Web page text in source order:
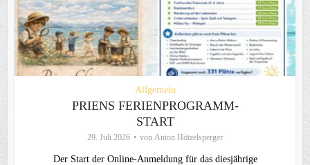
Allgemein
PRIENS FERIENPROGRAMM-
START
29. Juli 2026 von Anton Hötzelsperger
Der Start der Online-Anmeldung für das diesjährige